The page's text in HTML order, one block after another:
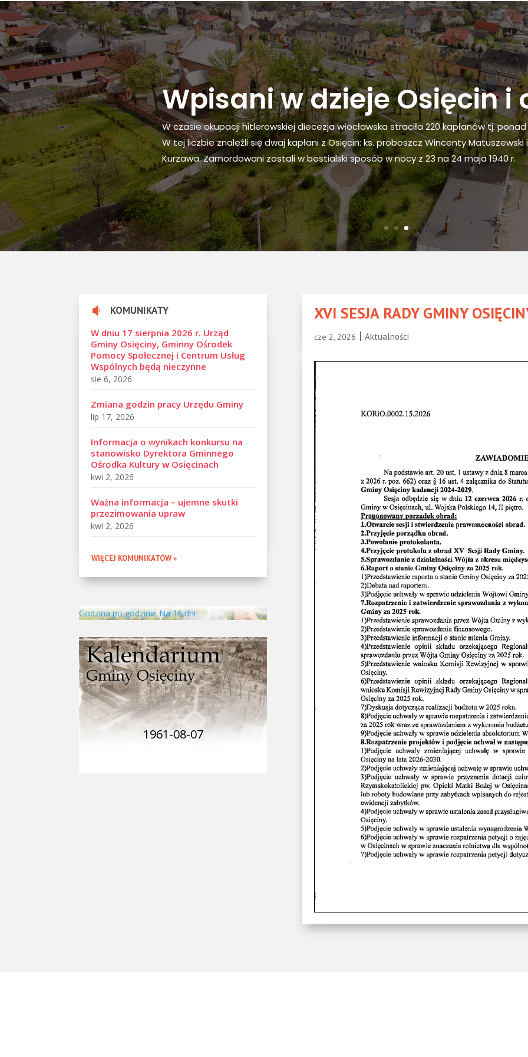
Wpisani w dzieje Osięcin i
W czasie okupacji hitlerowskiej diecezja włocławska straciła 220 kapłanów tj.
W tej liczbie znaleźli się dwaj kapłani z Osięcin: ks. proboszcz Wincenty
Kurzawa. Zamordowani zostali w bestialski sposób w nocy z 23 na 24 maja 1940 r.
 KOMUNIKATY
W dniu 17 sierpnia 2026 r. Urząd
Gminy Osięciny, Gminny Ośrodek
Pomocy Społecznej i Centrum Usług
Wspólnych będą nieczynne
sie 6, 2026
Zmiana godzin pracy Urzędu Gminy
lip 17, 2026
Informacja o wynikach konkursu na
stanowisko Dyrektora Gminnego
Ośrodka Kultury w Osięcinach
kwi 2, 2026
Ważna informacja – ujemne skutki
przezimowania upraw
kwi 2, 2026
WIĘCEJ KOMUNIKATÓW »
Godzina po godzinie Na 16 dni
1961-08-07
XVI SESJA RADY GMINY
cze 2, 2026 | Aktualności